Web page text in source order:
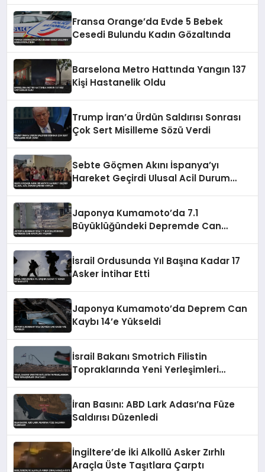
Fransa Orange’da Evde 5 Bebek
Cesedi Bulundu Kadın Gözaltında
Barselona Metro Hattında Yangın 137
Kişi Hastanelik Oldu
Trump İran’a Ürdün Saldırısı Sonrası
Çok Sert Misilleme Sözü Verdi
Sebte Göçmen Akını İspanya’yı
Hareket Geçirdi Ulusal Acil Durum
Japonya Kumamoto’da 7.1
Büyüklüğündeki Depremde Can
İsrail Ordusunda Yıl Başına Kadar 17
Asker İntihar Etti
Japonya Kumamoto’da Deprem Can
Kaybı 14’e Yükseldi
İsrail Bakanı Smotrich Filistin
Topraklarında Yeni Yerleşimleri
İran Basını: ABD Lark Adası’na Füze
Saldırısı Düzenledi
İngiltere’de İki Alkollü Asker Zırhlı
Araçla Üste Taşıtlara Çarptı